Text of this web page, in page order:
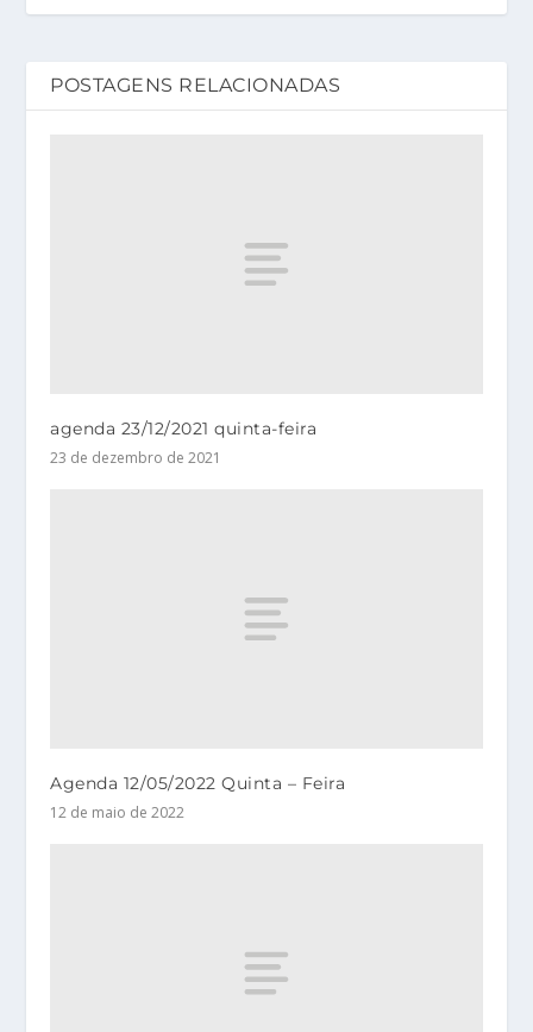
POSTAGENS RELACIONADAS
agenda 23/12/2021 quinta-feira
23 de dezembro de 2021
Agenda 12/05/2022 Quinta – Feira
12 de maio de 2022